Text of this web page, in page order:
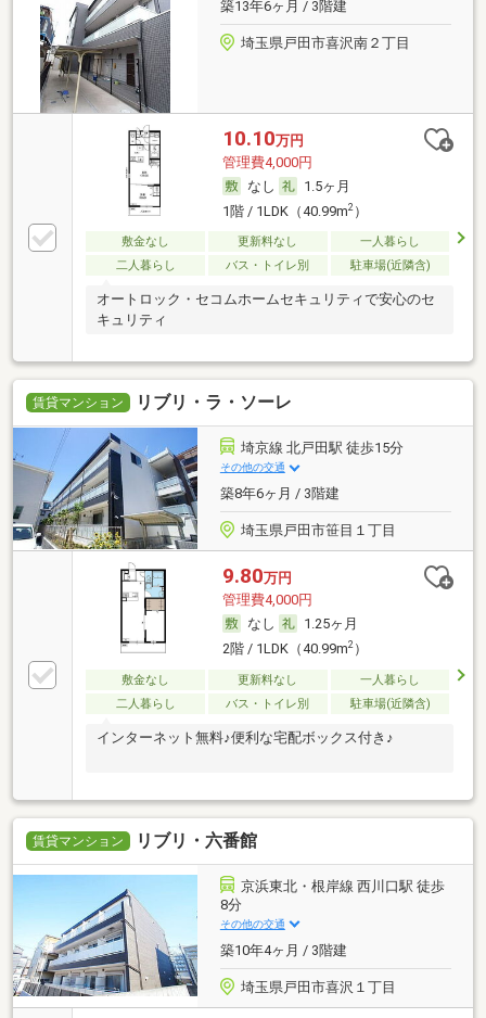
築13年6ヶ月 / 3階建
埼玉県戸田市喜沢南２丁目
10.10万円
管理費4,000円
なし
1.5ヶ月
1階 / 1LDK（40.99m2）
敷金なし 更新料なし
一人暮らし
二人暮らし
バス・トイレ別 駐車場(近隣含)
オートロック・セコムホームセキュリティで安心のセ
キュリティ
賃貸マンション リブリ・ラ・ソーレ
埼京線 北戸田駅 徒歩15分
その他の交通
築8年6ヶ月 / 3階建
埼玉県戸田市笹目１丁目
9.80万円
管理費4,000円
なし
1.25ヶ月
2階 / 1LDK（40.99m2）
敷金なし 更新料なし
一人暮らし
二人暮らし
バス・トイレ別 駐車場(近隣含)
インターネット無料♪便利な宅配ボックス付き♪
賃貸マンション リブリ・六番館
京浜東北・根岸線 西川口駅 徒歩
8分
その他の交通
築10年4ヶ月 / 3階建
埼玉県戸田市喜沢１丁目